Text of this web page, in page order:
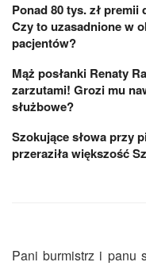
Ponad 80 tys. zł
Czy to uzasadnione w
pacjentów?
Mąż posłanki Renaty
zarzutami! Grozi mu
służbowe?
Szokujące słowa przy
przeraziła większość
Pani burmistrz i panu